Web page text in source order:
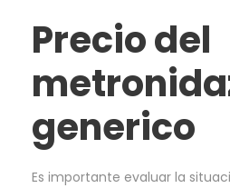
Precio del
generico
Es importante evaluar la